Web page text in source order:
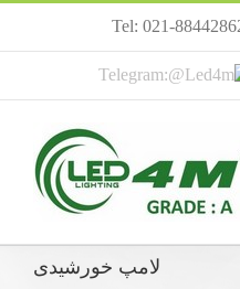
Tel: 021-
لامپ خورشیدی